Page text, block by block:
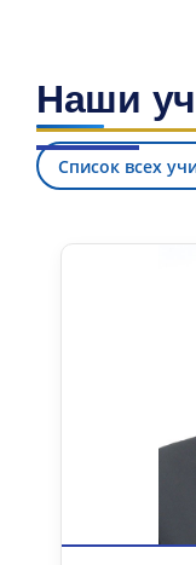
Наши
Список всех